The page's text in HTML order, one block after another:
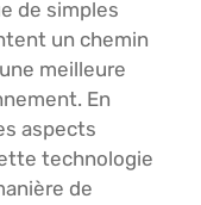
de simples
un chemin
meilleure
En
aspects
technologie
de